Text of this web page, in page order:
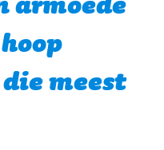
armoede
meest